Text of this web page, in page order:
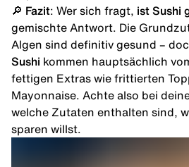
🔎 Fazit: Wer sich fragt, ist Sushi
gemischte Antwort. Die
Algen sind definitiv gesund –
Sushi kommen hauptsächlich
fettigen Extras wie frittierten
Mayonnaise. Achte also bei
welche Zutaten enthalten sind,
sparen willst.